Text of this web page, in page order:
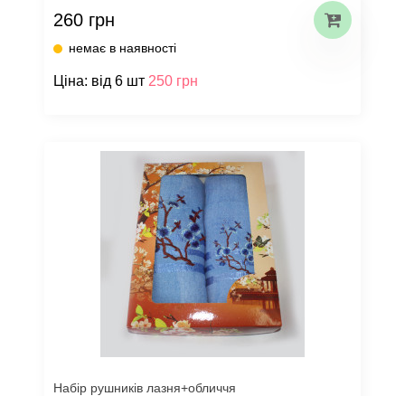
260 грн
немає в наявності
Ціна: від 6 шт 250 грн
Набір рушників лазня+обличчя